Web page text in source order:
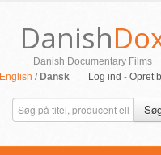
Danish
Danish Documentary Films
English / Dansk Log ind - Opret